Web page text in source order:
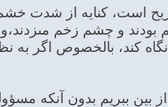
صریح است، کنایه از شدت
و چشم زخم
کند، بالخصوص اگر به
از بین ببریم بدون آنکه